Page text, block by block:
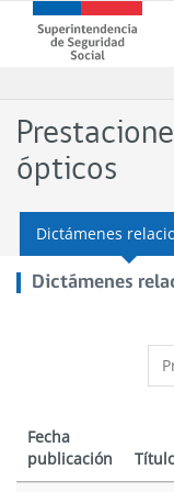
contenido
de
(SUSESO)
-
Gobierno
de
ópticos
Dictámenes
Dictámenes
Fecha
publicación